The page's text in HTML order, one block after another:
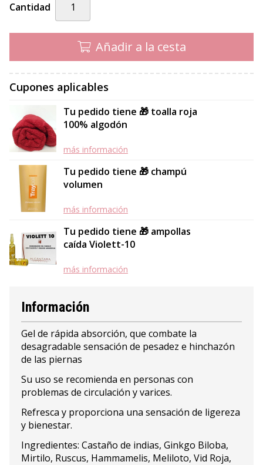
Cantidad
Añadir a la cesta
Cupones aplicables
Tu pedido tiene 🎁 toalla roja
100% algodón
más información
Tu pedido tiene 🎁 champú
volumen
más información
Tu pedido tiene 🎁 ampollas
caída Violett-10
más información
Información
Gel de rápida absorción, que combate la
desagradable sensación de pesadez e hinchazón
de las piernas
Su uso se recomienda en personas con
problemas de circulación y varices.
Refresca y proporciona una sensación de ligereza
y bienestar.
Ingredientes: Castaño de indias, Ginkgo Biloba,
Mirtilo, Ruscus, Hammamelis, Meliloto, Vid Roja,